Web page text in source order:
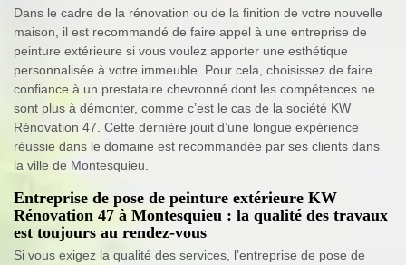
Dans le cadre de la rénovation ou de la finition de votre nouvelle
maison, il est recommandé de faire appel à une entreprise de
peinture extérieure si vous voulez apporter une esthétique
personnalisée à votre immeuble. Pour cela, choisissez de faire
confiance à un prestataire chevronné dont les compétences ne
sont plus à démonter, comme c’est le cas de la société KW
Rénovation 47. Cette dernière jouit d’une longue expérience
réussie dans le domaine est recommandée par ses clients dans
la ville de Montesquieu.
Entreprise de pose de peinture extérieure KW
Rénovation 47 à Montesquieu : la qualité des travaux
est toujours au rendez-vous
Si vous exigez la qualité des services, l’entreprise de pose de